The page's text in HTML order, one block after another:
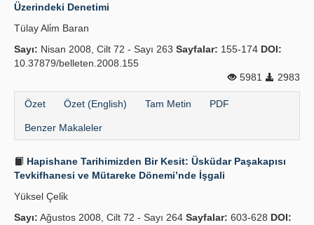
Üzerindeki Denetimi
Tülay Ali̇m Baran
Sayı: Nisan 2008, Cilt 72 - Sayı 263 Sayfalar: 155-174 DOI:
10.37879/belleten.2008.155
5981
2983
Özet Özet (English) Tam Metin PDF
Benzer Makaleler
Hapishane Tarihimizden Bir Kesit: Üsküdar Paşakapısı
Tevkifhanesi ve Mütareke Dönemi’nde İşgali
Yüksel Çeli̇k
Sayı: Ağustos 2008, Cilt 72 - Sayı 264 Sayfalar: 603-628 DOI: